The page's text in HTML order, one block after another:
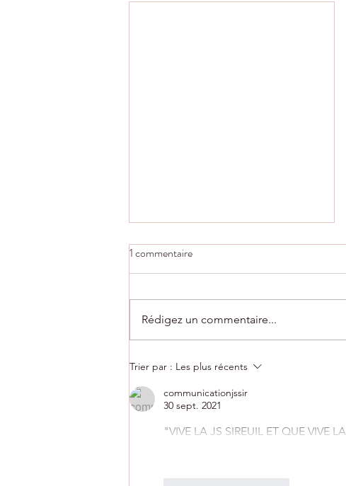
AG du club vendredi 10 juillet à
1 commentaire
Rédigez un commentaire...
Trier par : Les plus récents
communicationjssir
30 sept. 2021
"VIVE LA JS SIREUIL ET QUE VIVE